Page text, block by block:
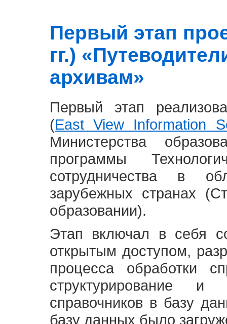
Первый этап
гг.)
архивам»
Первый этап
(East View Information
Министерства
программы
сотрудничества в
зарубежных странах
образовании).
Этап включал в себя
открытым доступом,
процесса обработки
структурирование и
справочников в базу
базу данных было